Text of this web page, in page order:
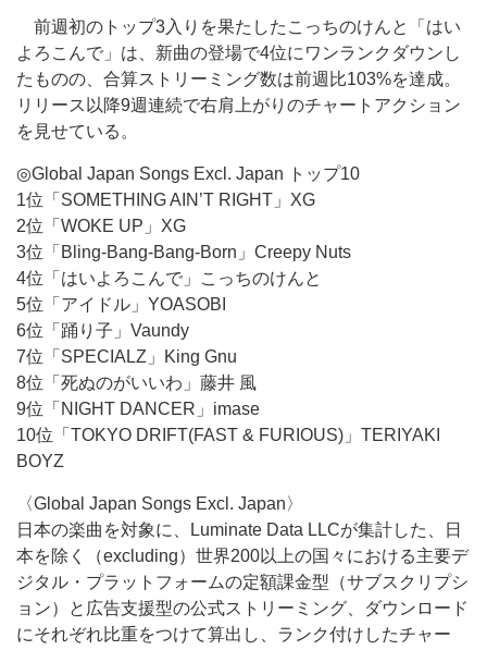
前週初のトップ3入りを果たしたこっちのけんと「はい
よろこんで」は、新曲の登場で4位にワンランクダウンし
たものの、合算ストリーミング数は前週比103%を達成。
リリース以降9週連続で右肩上がりのチャートアクション
を見せている。
◎Global Japan Songs Excl. Japan トップ10
1位「SOMETHING AIN’T RIGHT」XG
2位「WOKE UP」XG
3位「Bling-Bang-Bang-Born」Creepy Nuts
4位「はいよろこんで」こっちのけんと
5位「アイドル」YOASOBI
6位「踊り子」Vaundy
7位「SPECIALZ」King Gnu
8位「死ぬのがいいわ」藤井 風
9位「NIGHT DANCER」imase
10位「TOKYO DRIFT(FAST & FURIOUS)」TERIYAKI
BOYZ
〈Global Japan Songs Excl. Japan〉
日本の楽曲を対象に、Luminate Data LLCが集計した、日
本を除く（excluding）世界200以上の国々における主要デ
ジタル・プラットフォームの定額課金型（サブスクリプシ
ョン）と広告支援型の公式ストリーミング、ダウンロード
にそれぞれ比重をつけて算出し、ランク付けしたチャー